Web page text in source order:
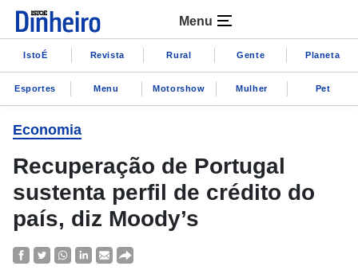
Menu
IstoÉ Revista Rural Gente Planeta
Esportes Menu Motorshow Mulher Pet
Economia
Recuperação de Portugal
sustenta perfil de crédito do
país, diz Moody’s